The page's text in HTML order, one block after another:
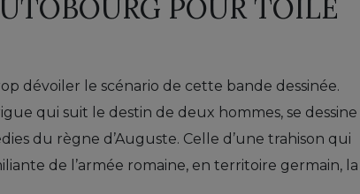
POUR TOILE
dévoiler le scénario de cette bande dessinée.
qui suit le destin de deux hommes, se dessine
du règne d’Auguste. Celle d’une trahison qui
de l’armée romaine, en territoire germain, la